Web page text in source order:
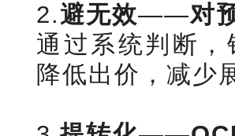
2.避无效——对
通过系统判断
降低出价，减少